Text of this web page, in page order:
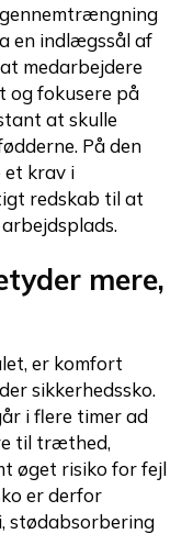
gennemtrængning
en indlægssål af
medarbejdere
og fokusere på
at skulle
På den
et krav i
redskab til at
mere,
er komfort
sikkerhedssko.
i flere timer ad
til træthed,
øget risiko for fejl
er derfor
stødabsorbering